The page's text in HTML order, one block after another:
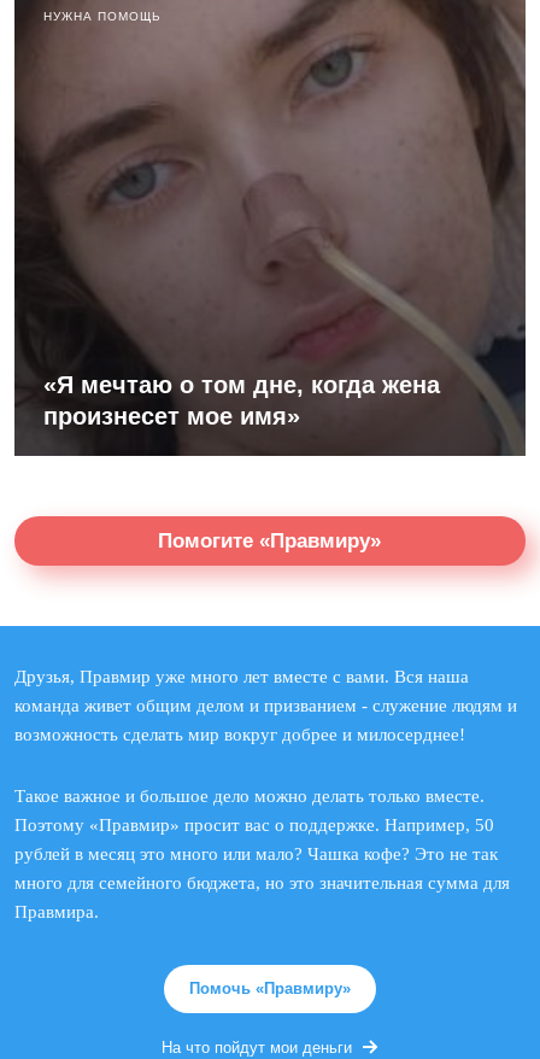
НУЖНА ПОМОЩЬ
«Я мечтаю о том дне, когда жена
произнесет мое имя»
Помогите «Правмиру»
Друзья, Правмир уже много лет вместе с вами. Вся наша
команда живет общим делом и призванием - служение людям и
возможность сделать мир вокруг добрее и милосерднее!
Такое важное и большое дело можно делать только вместе.
Поэтому «Правмир» просит вас о поддержке. Например, 50
рублей в месяц это много или мало? Чашка кофе? Это не так
много для семейного бюджета, но это значительная сумма для
Правмира.
Помочь «Правмиру»
На что пойдут мои деньги